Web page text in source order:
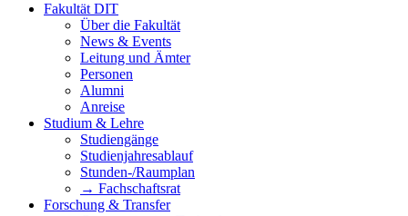
Fakultät DIT
Über die Fakultät
News & Events
Leitung und Ämter
Personen
Alumni
Anreise
Studium & Lehre
Studiengänge
Studienjahresablauf
Stunden-/Raumplan
→ Fachschaftsrat
Forschung & Transfer